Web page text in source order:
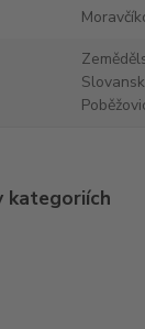
kategoriích